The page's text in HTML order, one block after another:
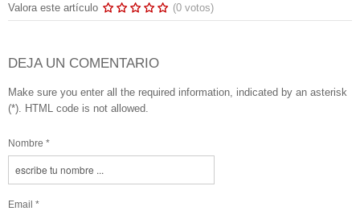
Valora este artículo (0 votos)
DEJA UN COMENTARIO
Make sure you enter all the required information, indicated by an asterisk
(*). HTML code is not allowed.
Nombre *
Email *